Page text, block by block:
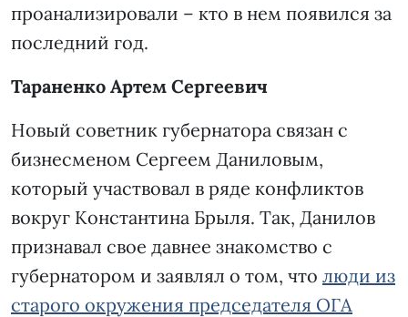
проанализировали – кто в нем появился за
последний год.
Тараненко Артем Сергеевич
Новый советник губернатора связан с
бизнесменом Сергеем Даниловым,
который участвовал в ряде конфликтов
вокруг Константина Брыля. Так, Данилов
признавал свое давнее знакомство с
губернатором и заявлял о том, что люди из
старого окружения председателя ОГА